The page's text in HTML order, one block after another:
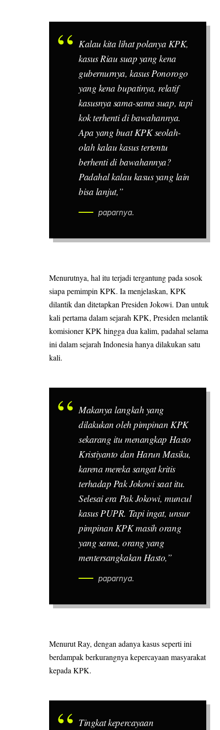
Kalau kita lihat polanya KPK,
kasus Riau suap yang kena
gubernurnya, kasus Ponorogo
yang kena bupatinya, relatif
kasusnya sama-sama suap, tapi
kok terhenti di bawahannya.
Apa yang buat KPK seolah-
olah kalau kasus tertentu
berhenti di bawahannya?
Padahal kalau kasus yang lain
bisa lanjut,”
paparnya.
Menurutnya, hal itu terjadi tergantung pada sosok
siapa pemimpin KPK. Ia menjelaskan, KPK
dilantik dan ditetapkan Presiden Jokowi. Dan untuk
kali pertama dalam sejarah KPK, Presiden melantik
komisioner KPK hingga dua kalim, padahal selama
ini dalam sejarah Indonesia hanya dilakukan satu
kali.
Makanya langkah yang
dilakukan oleh pimpinan KPK
sekarang itu menangkap Hasto
Kristiyanto dan Harun Masiku,
karena mereka sangat kritis
terhadap Pak Jokowi saat itu.
Selesai era Pak Jokowi, muncul
kasus PUPR. Tapi ingat, unsur
pimpinan KPK masih orang
yang sama, orang yang
mentersangkakan Hasto,”
paparnya.
Menurut Ray, dengan adanya kasus seperti ini
berdampak berkurangnya kepercayaan masyarakat
kepada KPK.
Tingkat kepercayaan